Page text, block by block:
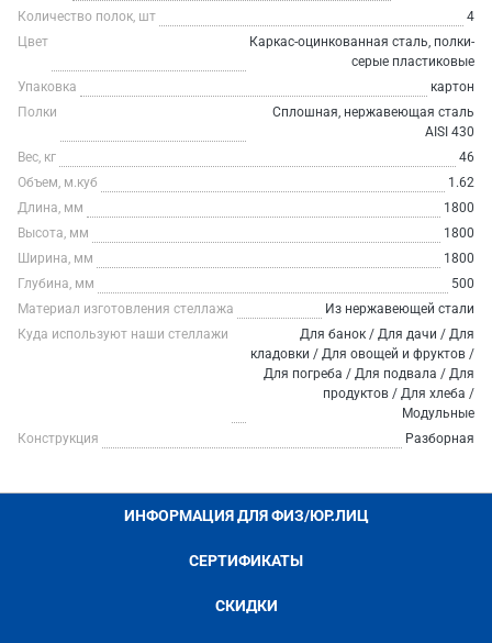
Количество полок, шт
4
Цвет
Каркас-оцинкованная сталь, полки-
серые пластиковые
Упаковка
картон
Полки
Сплошная, нержавеющая сталь
AISI 430
Вес, кг
46
Объем, м.куб
1.62
Длина, мм
1800
Высота, мм
1800
Ширина, мм
1800
Глубина, мм
500
Материал изготовления стеллажа
Из нержавеющей стали
Куда используют наши стеллажи
Для банок / Для дачи / Для
кладовки / Для овощей и фруктов /
Для погреба / Для подвала / Для
продуктов / Для хлеба /
Модульные
Конструкция
Разборная
ИНФОРМАЦИЯ ДЛЯ ФИЗ/ЮР.ЛИЦ
СЕРТИФИКАТЫ
СКИДКИ